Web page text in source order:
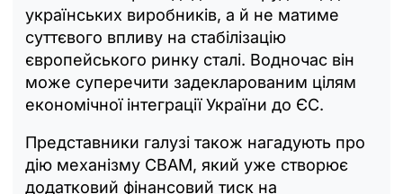
українських виробників, а й не матиме
суттєвого впливу на стабілізацію
європейського ринку сталі. Водночас він
може суперечити задекларованим цілям
економічної інтеграції України до ЄС.
Представники галузі також нагадують про
дію механізму CBAM, який уже створює
додатковий фінансовий тиск на